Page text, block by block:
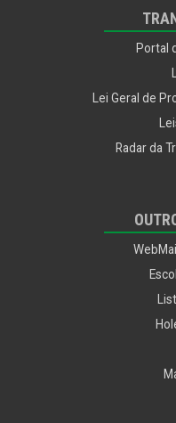
Portal
Lei Geral de
Radar da